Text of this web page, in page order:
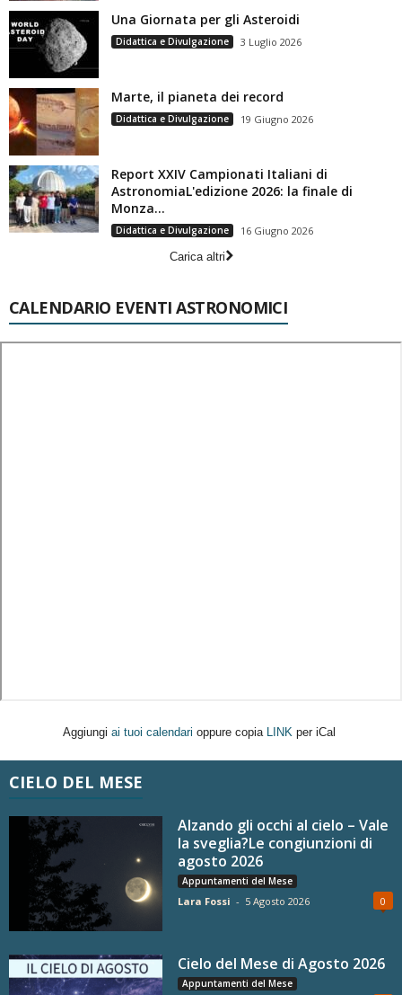
Una Giornata per gli Asteroidi
Didattica e Divulgazione 3 Luglio 2026
Marte, il pianeta dei record
Didattica e Divulgazione 19 Giugno 2026
Report XXIV Campionati Italiani di
AstronomiaL'edizione 2026: la finale di
Monza...
Didattica e Divulgazione
16 Giugno 2026
Carica altri
CALENDARIO EVENTI ASTRONOMICI
Aggiungi ai tuoi calendari oppure copia LINK per iCal
CIELO DEL MESE
Alzando gli occhi al cielo – Vale
la sveglia?Le congiunzioni di
agosto 2026
Appuntamenti del Mese
Lara Fossi - 5 Agosto 2026 0
Cielo del Mese di Agosto 2026
Appuntamenti del Mese